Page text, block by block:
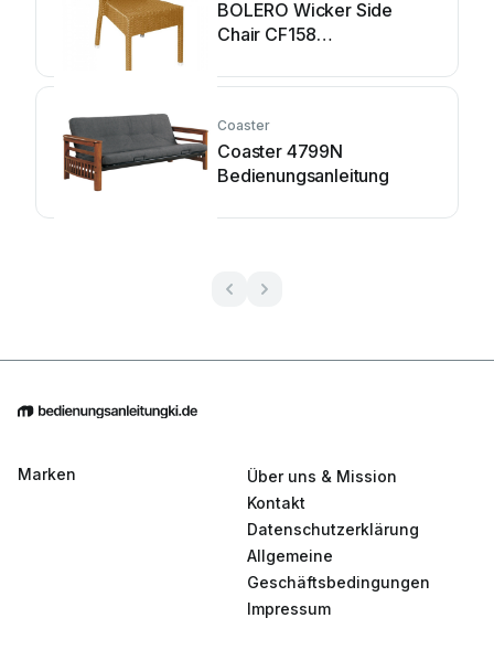
BOLERO Wicker Side
Chair CF158
Coaster
Coaster 4799N
Bedienungsanleitung
Marken
Über uns & Mission
Kontakt
Datenschutzerklärung
Allgemeine
Geschäftsbedingungen
Impressum